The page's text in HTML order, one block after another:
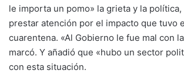
le importa un pomo» la grieta y la
prestar atención por el impacto que tuvo
cuarentena. «Al Gobierno le fue mal con
marcó. Y añadió que «hubo un sector
con esta situación.